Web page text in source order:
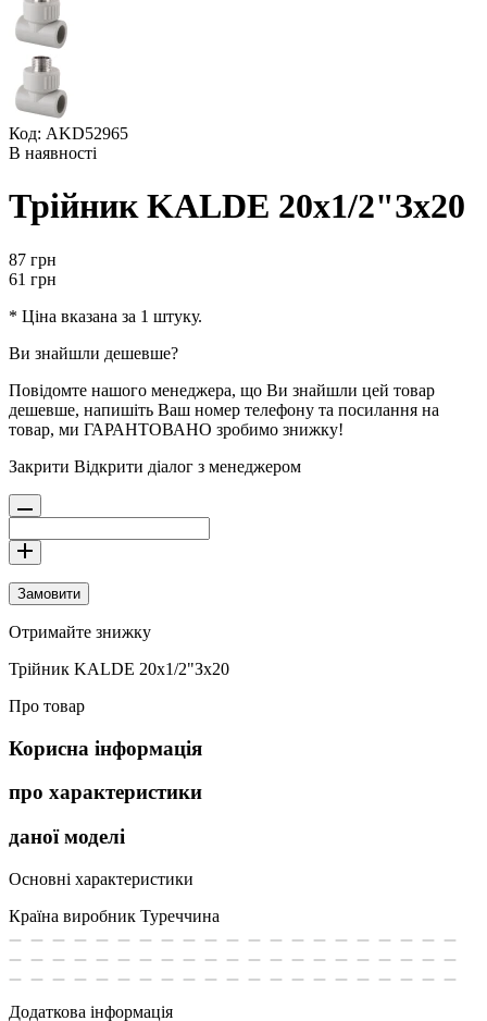
Код: AKD52965
В наявності
Трійник KALDE 20х1/2"Зх20
87 грн
61 грн
* Ціна вказана за 1 штуку.
Ви знайшли дешевше?
Повідомте нашого менеджера, що Ви знайшли цей товар
дешевше, напишіть Ваш номер телефону та посилання на
товар, ми ГАРАНТОВАНО зробимо знижку!
Закрити Відкрити діалог з менеджером
Замовити
Отримайте знижку
Трійник KALDE 20х1/2"Зх20
Про товар
Корисна інформація
про характеристики
даної моделі
Основні характеристики
Країна виробник Туреччина
Додаткова інформація